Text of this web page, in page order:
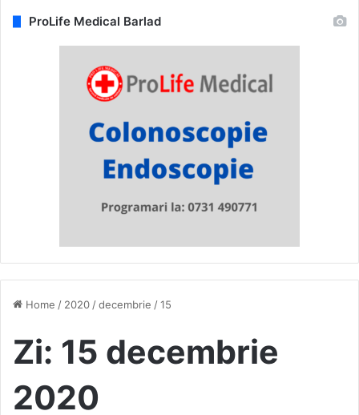
Home / 2020 /decembrie /15
Zi: 15 decembrie
2020
ProLife Medical Barlad